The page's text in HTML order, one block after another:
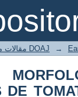
مقالات مستوردة من دليل الدوريات مفتوحة المصدر DOAJ →